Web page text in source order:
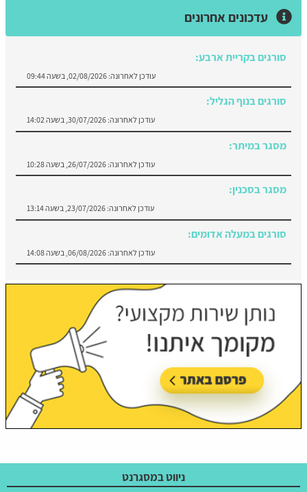
עדכונים אחרונים
סורגים בנוף הגליל:
עודכן לאחרונה:30/07/2026, בשעה 14:02
מסגר במיתר:
עודכן לאחרונה: 26/07/2026, בשעה 10:28
מסגר בסכנין:
עודכן לאחרונה:23/07/2026, בשעה 13:14
סורגים במעלה אדומים:
עודכן לאחרונה: 06/08/2026, בשעה 14:08
סורגים בקריית ארבע:
עודכן לאחרונה: 02/08/2026, בשעה 09:44
ניווט במסגרנט